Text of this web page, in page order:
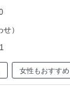
）
女性もおすすめ